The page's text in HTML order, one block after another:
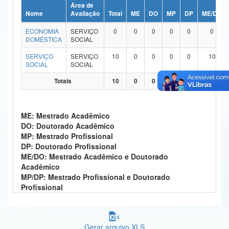
Ministério da Ciência, Tecnologia, Inovações e Comunicações
Ministério do Meio Ambiente
Ministério do Turismo
Ministério do Desenvolvimento Regional
Ministério da Mulher, da Família e dos Direitos Humanos
Secretaria-Geral
Secretaria de Governo
Gabinete de Segurança Institucional
Nome
Área de
Avaliação
Total ME DO MP DP
ME/DO
ECONOMIA
DOMÉSTICA
SERVIÇO
SOCIAL
0 0 0 0 0 0
SERVIÇO
SOCIAL
SERVIÇO
SOCIAL
10 0 0 0 0 10
Totais 10 0 0 0 0 10
ME: Mestrado Acadêmico
DO: Doutorado Acadêmico
MP: Mestrado Profissional
DP: Doutorado Profissional
ME/DO: Mestrado Acadêmico e Doutorado
Acadêmico
MP/DP: Mestrado Profissional e Doutorado
Profissional
Gerar arquivo XLS